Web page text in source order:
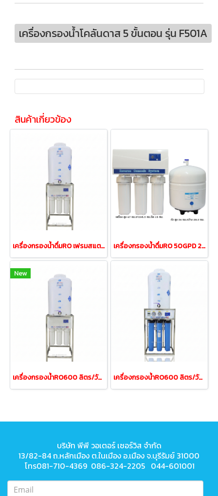
เครื่องกรองน้ำโคลันดาส 5 ขั้นตอน รุ่น F501A
สินค้าเกี่ยวข้อง
เครื่องกรองน้ำดื่มRO เฟรมสแตนเลส 200ลิตร/วัน ถังน้ำ50ลิตร เครื่องกรองน้ำดื่มRO 50GPD 200ลิตรต่อวัน
New
เครื่องกรองน้ำRO600 ลิตร/วัน150GPD ถังน้ำ50ลิตรเฟรมสแตนเลส เครื่องกรองน้ำRO600 ลิตร/วัน150GPD ถังน้ำ50ลิตรเฟรมสแตนเลส
บริษัท พีพี วอเตอร์ เซอร์วิส จำกัด
13/82-84 ถ.หลักเมือง ต.ในเมือง อ.เมือง จ.บุรีรัมย์ 31000
โทร081-710-4369 086-324-2205 044-601001